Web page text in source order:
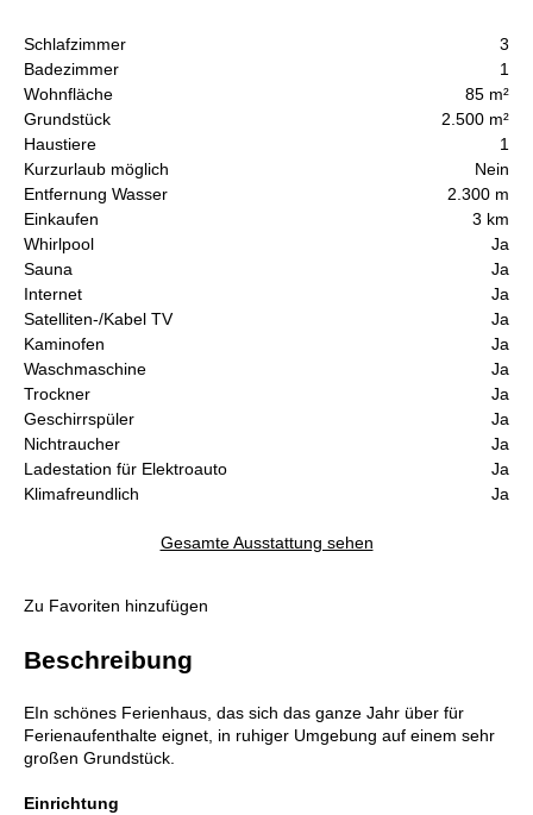
Schlafzimmer
3
Badezimmer
1
Wohnfläche
85 m²
Grundstück
2.500 m²
Haustiere
1
Kurzurlaub möglich
Nein
Entfernung Wasser
2.300 m
Einkaufen
3 km
Whirlpool
Ja
Sauna
Ja
Internet
Ja
Satelliten-/Kabel TV
Ja
Kaminofen
Ja
Waschmaschine
Ja
Trockner
Ja
Geschirrspüler
Ja
Nichtraucher
Ja
Ladestation für Elektroauto
Ja
Klimafreundlich
Ja
Gesamte Ausstattung sehen
Zu Favoriten hinzufügen
Beschreibung
EIn schönes Ferienhaus, das sich das ganze Jahr über für
Ferienaufenthalte eignet, in ruhiger Umgebung auf einem sehr
großen Grundstück.
Einrichtung